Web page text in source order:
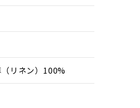
リネン）100%